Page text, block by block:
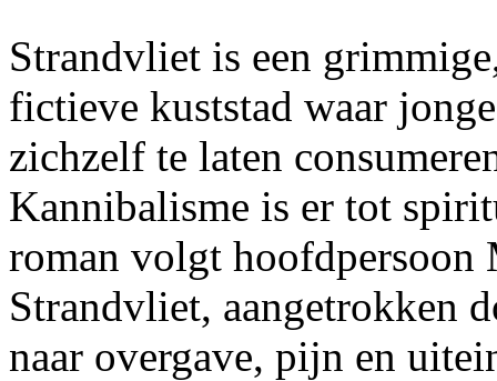
Strandvliet is een
fictieve kuststad waar
zichzelf te laten
Kannibalisme is er tot
roman volgt
Strandvliet, aangetrokken
naar overgave, pijn en